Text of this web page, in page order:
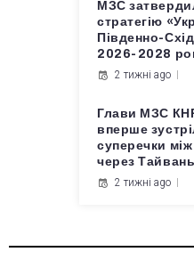
МЗС
стратегію
Південно-
2026-2028
2 тижні ago
Глави МЗС
вперше
суперечки
через Тайвань
2 тижні ago